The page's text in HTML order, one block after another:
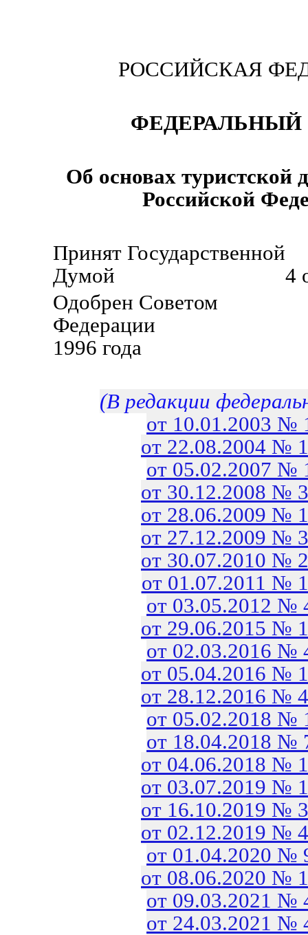
РОССИЙСКАЯ
ФЕДЕРАЛЬНЫЙ
Об основах туристской
Российской
Принят Государственной
Думой 4
Одобрен Советом
Федерации
1996 года
(В редакции
от 10.01.2003 №
от 22.08.2004 №
от 05.02.2007 №
от 30.12.2008 №
от 28.06.2009 №
от 27.12.2009 №
от 30.07.2010 №
от 01.07.2011 №
от 03.05.2012 №
от 29.06.2015 №
от 02.03.2016 №
от 05.04.2016 №
от 28.12.2016 №
от 05.02.2018 №
от 18.04.2018 №
от 04.06.2018 №
от 03.07.2019 №
от 16.10.2019 №
от 02.12.2019 №
от 01.04.2020 №
от 08.06.2020 №
от 09.03.2021 №
от 24.03.2021 №